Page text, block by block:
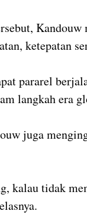
Kandouw
ketepatan
pararel
langkah era
juga
kalau tidak